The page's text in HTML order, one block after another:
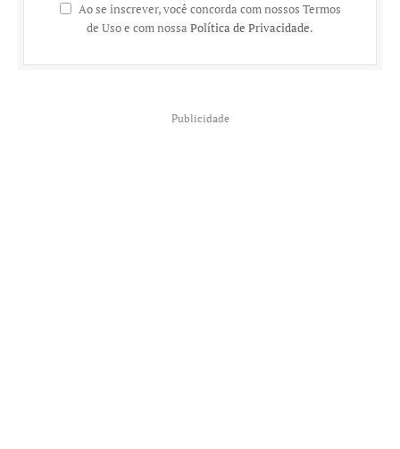
Ao se inscrever, você concorda com nossos Termos
de Uso e com nossa Política de Privacidade.
Publicidade